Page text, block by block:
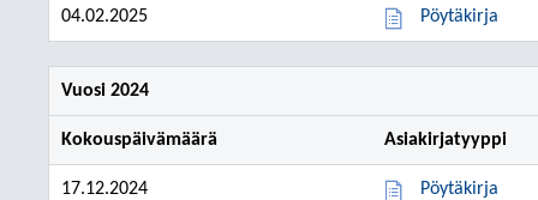
04.02.2025 Pöytäkirja
Vuosi 2024
Kokouspäivämäärä Asiakirjatyyppi
17.12.2024 Pöytäkirja